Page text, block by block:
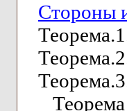
Стороны
Теорема